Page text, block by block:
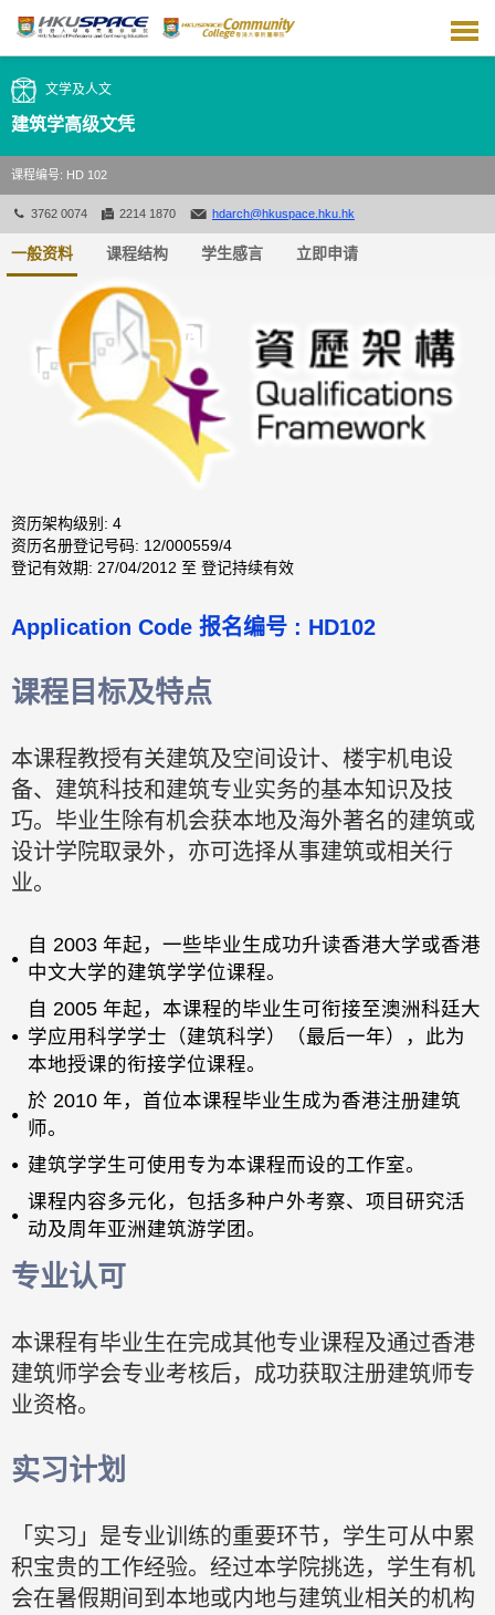
主
要
内
容
文学及人文
建筑学高级文凭
课程编号: HD 102
3762 0074 2214 1870 hdarch@hkuspace.hku.hk
一般资料 课程结构 学生感言 立即申请
资历架构级别: 4
资历名册登记号码: 12/000559/4
登记有效期: 27/04/2012 至 登记持续有效
Application Code 报名编号 : HD102
课程目标及特点
本课程教授有关建筑及空间设计、楼宇机电设
备、建筑科技和建筑专业实务的基本知识及技
巧。毕业生除有机会获本地及海外著名的建筑或
设计学院取录外，亦可选择从事建筑或相关行
业。
自 2003 年起，一些毕业生成功升读香港大学或香港
中文大学的建筑学学位课程。
自 2005 年起，本课程的毕业生可衔接至澳洲科廷大
学应用科学学士（建筑科学）（最后一年），此为
本地授课的衔接学位课程。
於 2010 年，首位本课程毕业生成为香港注册建筑
师。
建筑学学生可使用专为本课程而设的工作室。
课程内容多元化，包括多种户外考察、项目研究活
动及周年亚洲建筑游学团。
专业认可
本课程有毕业生在完成其他专业课程及通过香港
建筑师学会专业考核后，成功获取注册建筑师专
业资格。
实习计划
「实习」是专业训练的重要环节，学生可从中累
积宝贵的工作经验。经过本学院挑选，学生有机
会在暑假期间到本地或内地与建筑业相关的机构